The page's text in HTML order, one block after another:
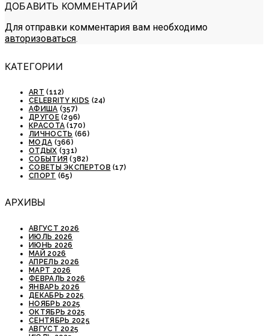
ДОБАВИТЬ КОММЕНТАРИЙ
Для отправки комментария вам необходимо
авторизоваться.
КАТЕГОРИИ
ART (112)
CELEBRITY KIDS (24)
АФИША (357)
ДРУГОЕ(296)
КРАСОТА (170)
ЛИЧНОСТЬ (66)
МОДА (366)
ОТДЫХ (331)
СОБЫТИЯ (382)
СОВЕТЫ ЭКСПЕРТОВ (17)
СПОРТ (65)
АРХИВЫ
АВГУСТ 2026
ИЮЛЬ 2026
ИЮНЬ 2026
МАЙ 2026
АПРЕЛЬ 2026
МАРТ 2026
ФЕВРАЛЬ 2026
ЯНВАРЬ 2026
ДЕКАБРЬ 2025
НОЯБРЬ 2025
ОКТЯБРЬ 2025
СЕНТЯБРЬ 2025
АВГУСТ 2025